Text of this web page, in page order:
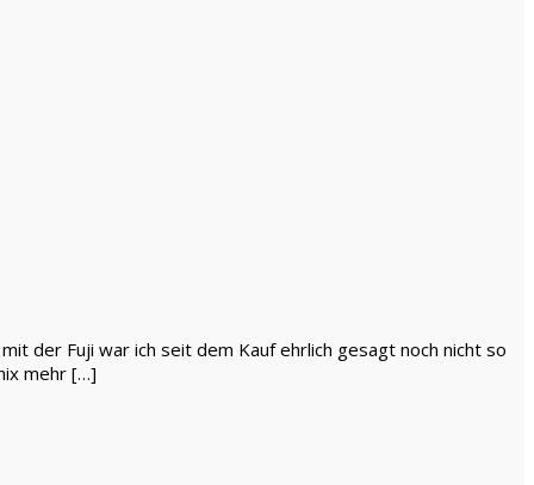
der Fuji war ich seit dem Kauf ehrlich gesagt noch nicht so
mehr […]